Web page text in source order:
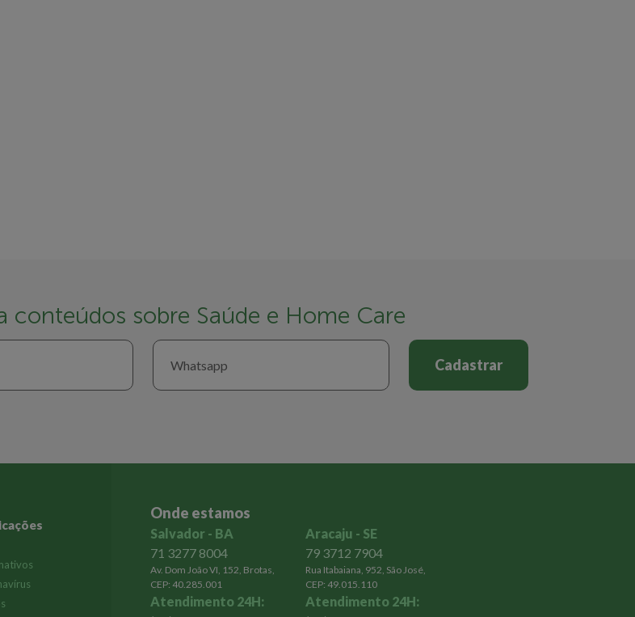
conteúdos sobre Saúde e Home Care
Cadastrar
Onde estamos
Salvador - BA
71 3277 8004
Av. Dom João VI, 152, Brotas,
CEP: 40.285.001
Atendimento 24H:
Aracaju - SE
79 3712 7904
Rua Itabaiana, 952, São José,
CEP: 49.015.110
Atendimento 24H: